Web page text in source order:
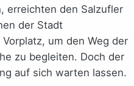
erreichten den Salzufler
der Stadt
um den Weg der
zu begleiten. Doch der
auf sich warten lassen.